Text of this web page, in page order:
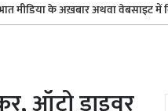
के अख़बार अथवा वेबसाइट में विज्ञापन,